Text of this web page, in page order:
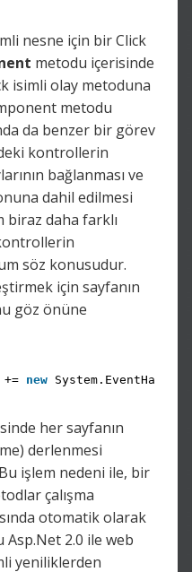
nesne için bir Click
metodu içerisinde
isimli olay metoduna
metodu
da benzer bir görev
kontrollerin
bağlanması ve
dahil edilmesi
biraz daha farklı
söz konusudur.
için sayfanın
göz önüne
new
her sayfanın
derlenmesi
işlem nedeni ile, bir
çalışma
otomatik olarak
2.0 ile web
yeniliklerden